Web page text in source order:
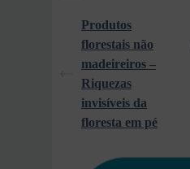
Produtos
florestais não
madeireiros –
Riquezas
invisíveis da
floresta em pé